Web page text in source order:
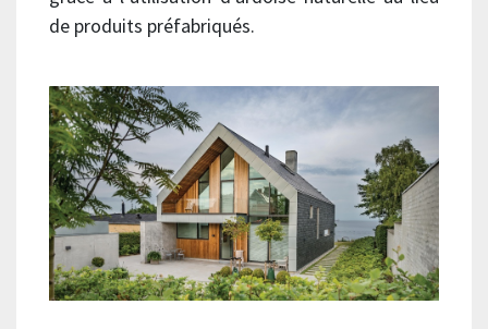
de produits préfabriqués.